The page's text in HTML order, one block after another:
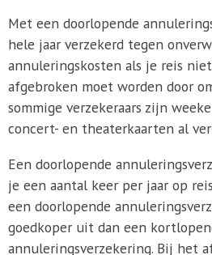
Met een doorlopende
hele jaar verzekerd tegen
annuleringskosten als je reis
afgebroken moet worden door
sommige verzekeraars zijn
concert- en theaterkaarten al
Een doorlopende
je een aantal keer per jaar op
een doorlopende
goedkoper uit dan een
annuleringsverzekering. Bij het